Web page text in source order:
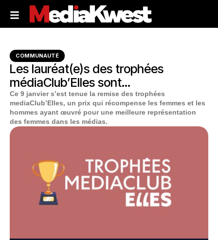
COMMUNAUTÉ
Les lauréat(e)s des trophées
médiaClub’Elles sont…
Ce 9 janvier s’est tenue la remise des trophées
mediaClub’Elles, un prix qui récompense les femmes et les
hommes ayant œuvré pour une meilleure représentation
des femmes dans les médias.